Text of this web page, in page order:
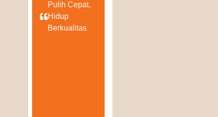
Pulih Cepat,
Hidup
Berkualitas